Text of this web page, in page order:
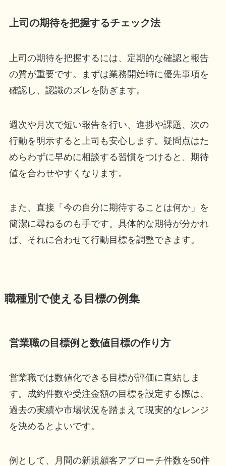
上司の期待を把握するチェック法
上司の期待を把握するには、定期的な確認と報告
の質が重要です。まずは業務開始時に優先事項を
確認し、認識のズレを防ぎます。
週次や月次で短い報告を行い、進捗や課題、次の
行動を明示すると上司も安心します。疑問点はた
めらわずに早めに相談する習慣をつけると、期待
値を合わせやすくなります。
また、直接「今の自分に期待することは何か」を
簡潔に尋ねるのも手です。具体的な期待が分かれ
ば、それに合わせて行動目標を調整できます。
職種別で使える目標の例集
営業職の目標例と数値目標の作り方
営業職では数値化できる目標が評価に直結しま
す。成約件数や受注金額の目標を設定する際は、
過去の実績や市場状況を踏まえて現実的なレンジ
を決めるとよいです。
例として、月間の新規顧客アプローチ件数を50件